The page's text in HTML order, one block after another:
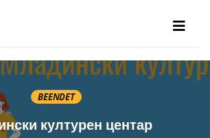
BEENDET
културен центар